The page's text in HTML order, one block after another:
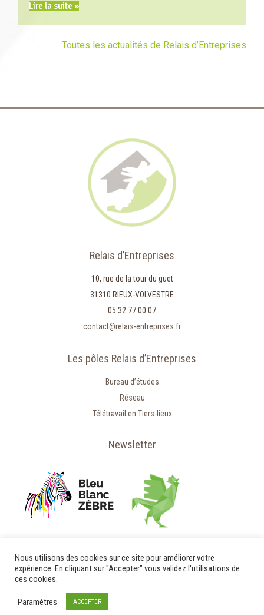
Lire la suite »
Toutes les actualités de Relais d’Entreprises
Relais d’Entreprises
10, rue de la tour du guet
31310 RIEUX-VOLVESTRE
05 32 77 00 07
contact@relais-entreprises.fr
Les pôles Relais d’Entreprises
Bureau d’études
Réseau
Télétravail en Tiers-lieux
Newsletter
Nous utilisons des cookies sur ce site pour améliorer votre
expérience. En cliquant sur "Accepter" vous validez l'utilisations de
ces cookies.
Paramètres ACCEPTER